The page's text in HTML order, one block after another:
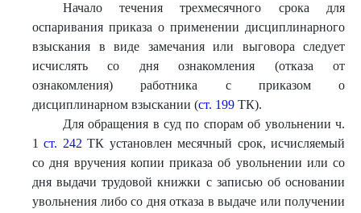
Начало течения трехмесячного срока для
оспаривания приказа о применении дисциплинарного
взыскания в виде замечания или выговора следует
исчислять со дня ознакомления (отказа от
ознакомления) работника с приказом о
дисциплинарном взыскании (ст. 199 ТК).
Для обращения в суд по спорам об увольнении ч.
1ст. 242 ТК установлен месячный срок, исчисляемый
со дня вручения копии приказа об увольнении или со
дня выдачи трудовой книжки с записью об основании
увольнения либо со дня отказа в выдаче или получении